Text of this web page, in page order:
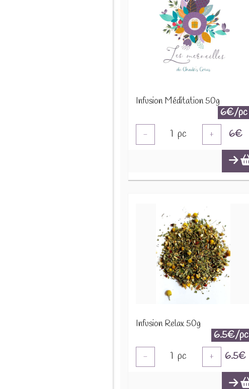
Infusion Méditation 50g
6€/pc
- 1 pc + 6€
Infusion Relax 50g
6.5€/pc
- 1 pc + 6.5€